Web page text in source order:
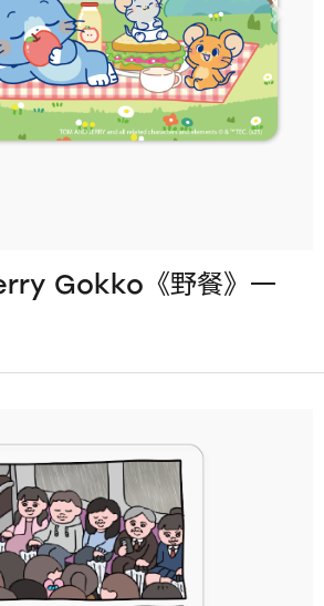
多銷售據點
10-01
立即購買
Gokko《野餐》一